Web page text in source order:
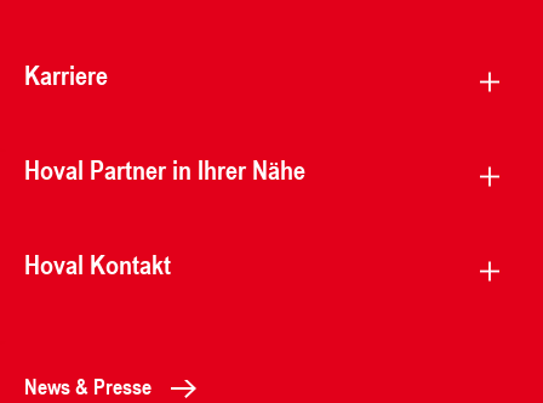
Karriere
Hoval Partner in Ihrer Nähe
Hoval Kontakt
News & Presse